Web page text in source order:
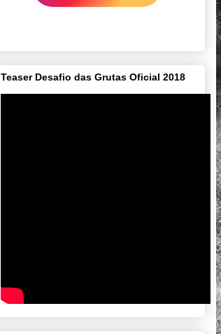
Teaser Desafio das Grutas Oficial 2018